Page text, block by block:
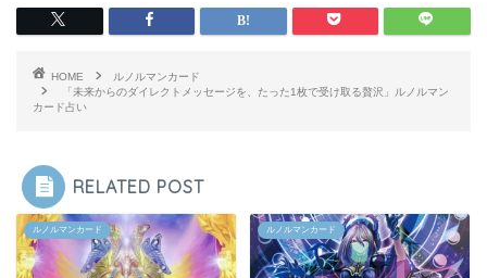
HOME
ルノルマンカード
「未来からのダイレクトメッセージを、たった1枚で受け取る贅沢」ルノルマン
カード占い
RELATED POST
ルノルマンカード ルノルマンカード